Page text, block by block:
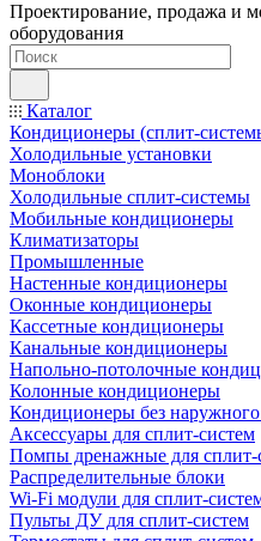
Проектирование, продажа и
оборудования
Каталог
Кондиционеры (сплит-
Холодильные установки
Моноблоки
Холодильные сплит-системы
Мобильные кондиционеры
Климатизаторы
Промышленные
Настенные кондиционеры
Оконные кондиционеры
Кассетные кондиционеры
Канальные кондиционеры
Напольно-потолочные
Колонные кондиционеры
Кондиционеры без наружного
Аксессуары для сплит-систем
Помпы дренажные для сплит-
Распределительные блоки
Wi-Fi модули для сплит-
Пульты ДУ для сплит-систем